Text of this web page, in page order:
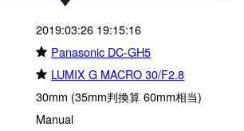
2019:03:26 19:15:16
Panasonic DC-GH5
LUMIX G MACRO 30/F2.8
30mm (35mm判換算 60mm相当)
Manual